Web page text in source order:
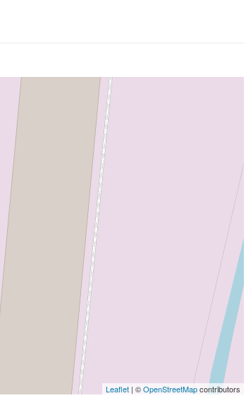
Leaflet| ©OpenStreetMapcontributors